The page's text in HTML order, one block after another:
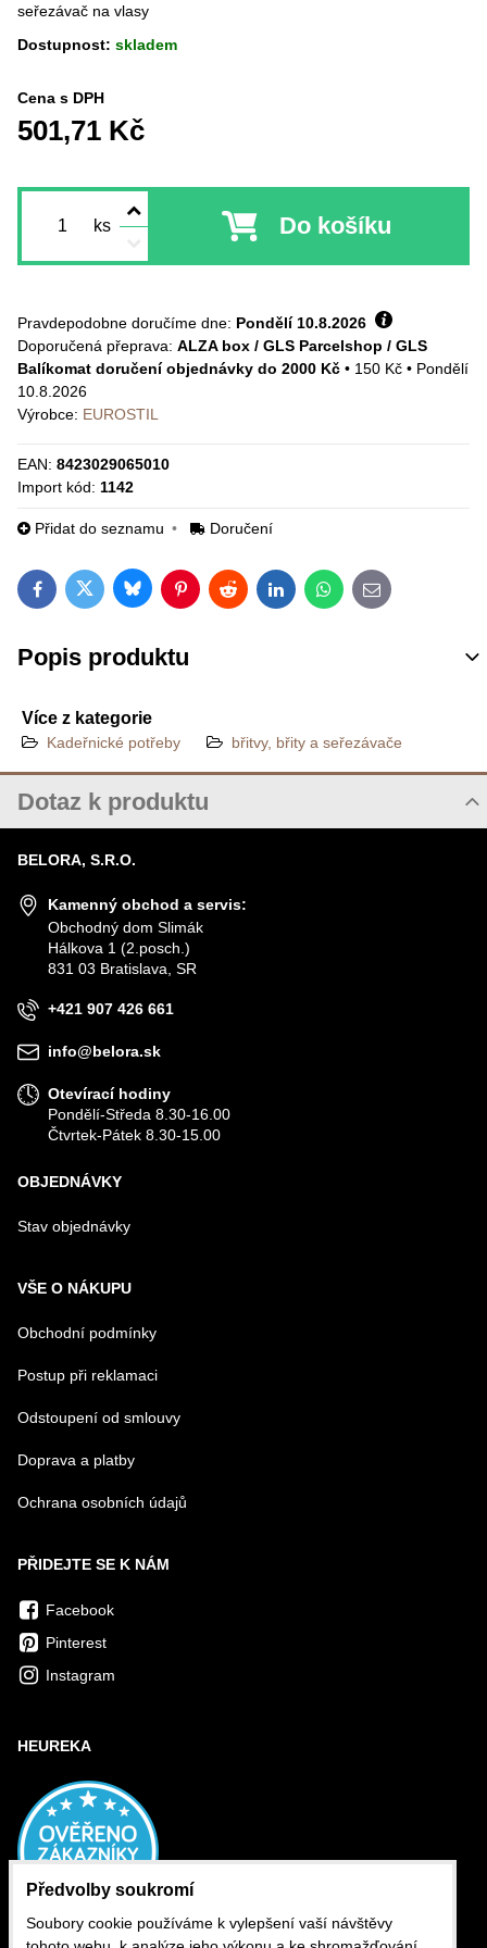
seřezávač na vlasy
Dostupnost: skladem
Cena s DPH
501,71 Kč
ks Do košíku
Pravdepodobne doručíme dne: Pondělí10.8.2026
ALZA box / GLS Parcelshop / GLS
Balíkomat doručení objednávky do 2000 Kč • 150 Kč • Pondělí
10.8.2026
Výrobce: EUROSTIL
EAN: 8423029065010
Import kód: 1142
Přidat do seznamu Doručení
FacebookTwitterBlueskyPinterestRedditLinkedInWhatsApp
E-mail
Popis produktu
Více z kategorie
Kadeřnické potřeby břitvy, břity a seřezávače
Dotaz k produktu
JMÉNO
VÁŠ E-MAIL
BELORA, S.R.O.
Kamenný obchod a servis:
Obchodný dom Slimák
Hálkova 1 (2.posch.)
831 03 Bratislava, SR
+421 907 426 661
info@belora.sk
Otevírací hodiny
Pondělí-Středa 8.30-16.00
Čtvrtek-Pátek 8.30-15.00
OBJEDNÁVKY
Stav objednávky
VŠE O NÁKUPU
Obchodní podmínky
Postup při reklamaci
Odstoupení od smlouvy
Doprava a platby
Ochrana osobních údajů
PŘIDEJTE SE K NÁM
Facebook
Pinterest
Instagram
HEUREKA
Předvolby soukromí
Soubory cookie používáme k vylepšení vaší návštěvy